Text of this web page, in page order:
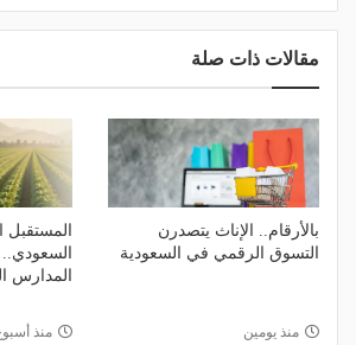
مقالات ذات صلة
بالأرقام.. الإناث يتصدرن
التسوق الرقمي في السعودية
منذ يومين
المستقبل
المدارس
منذ